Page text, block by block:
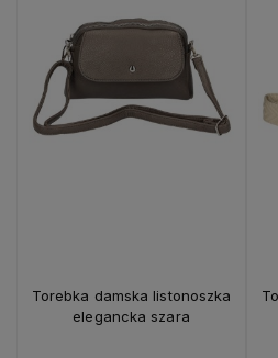
Torebka damska listonoszka
elegancka szara